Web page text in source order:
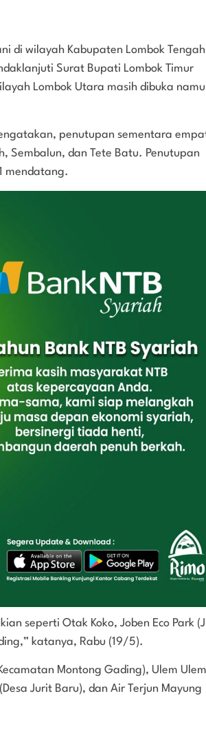
di wilayah Kabupaten Lombok Tengah
Surat Bupati Lombok Timur
Lombok Utara masih dibuka
penutupan sementara
Sembalun, dan Tete Batu. Penutupan
mendatang.
seperti Otak Koko, Joben Eco Park
katanya, Rabu (19/5).
Montong Gading), Ulem Ulem
Jurit Baru), dan Air Terjun Mayung